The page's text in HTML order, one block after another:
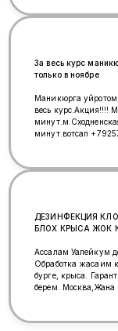
За весь курс
только в ноябре
Маникюрга уйротом
весь курс.Акция!!!!
минут.вотсап
ДЕЗИНФЕКЦИЯ
БЛОХ КРЫСА ЖОК
Ассалам Уалейкум
Обработка жасаим
бурге, крыса.
берем. Москва,Жана
общежитие,